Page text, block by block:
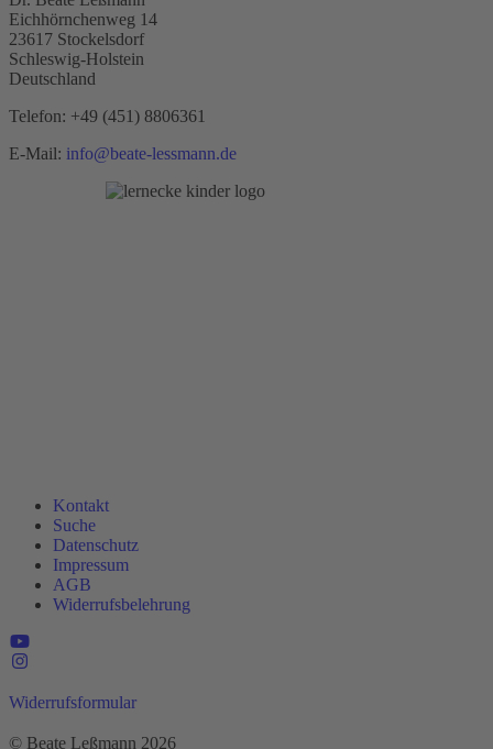
Eichhörnchenweg 14
23617 Stockelsdorf
Schleswig-Holstein
Deutschland
Telefon: +49 (451) 8806361
E-Mail: info@beate-lessmann.de
Kontakt
Suche
Datenschutz
Impressum
AGB
Widerrufsbelehrung
Widerrufsformular
© Beate Leßmann 2026